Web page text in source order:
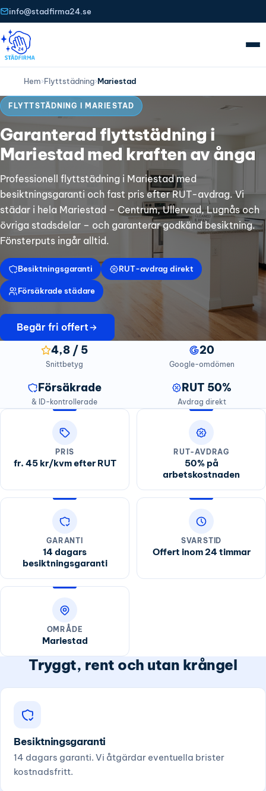
info@stadfirma24.se
Hem›Flyttstädning›Mariestad
FLYTTSTÄDNING I MARIESTAD
Garanterad flyttstädning i
Mariestad med kraften av ånga
Professionell flyttstädning i Mariestad med
besiktningsgaranti och fast pris efter RUT-avdrag. Vi
städar i hela Mariestad – Centrum, Ullervad, Lugnås och
övriga stadsdelar – och garanterar godkänd besiktning.
Fönsterputs ingår alltid.
Besiktningsgaranti RUT-avdrag direkt
Försäkrade städare
Begär fri offert
4,8 / 5
Snittbetyg
20
Google-omdömen
Försäkrade
& ID-kontrollerade
RUT 50%
Avdrag direkt
PRIS
fr. 45 kr/kvm efter RUT
RUT-AVDRAG
50% på
arbetskostnaden
GARANTI
14 dagars
besiktningsgaranti
SVARSTID
Offert inom 24 timmar
OMRÅDE
Mariestad
Tryggt, rent och utan krångel
Besiktningsgaranti
14 dagars garanti. Vi åtgärdar eventuella brister
kostnadsfritt.